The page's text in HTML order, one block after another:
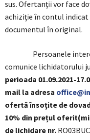
sus. Ofertanții vor face
achiziţie în contul
documentul în original.
Persoanele
comunice lichidatorului
perioada 01.09.2021-
mail la adresa
ofertă însoțite de
10% din prețul
de lichidare nr.